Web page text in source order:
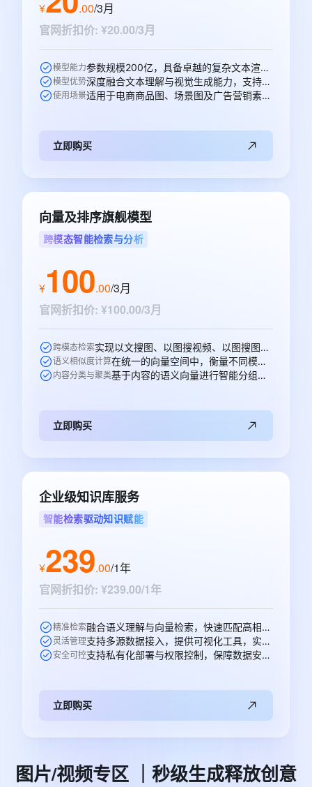
¥ .00/3月
官网折扣价: ¥20.00/3月
模型能力 参数规模200亿，具备卓越的复杂文本渲染能力。
模型优势 深度融合文本理解与视觉生成能力，支持高精度图文生成与多轮编辑。
使用场景 适用于电商商品图、场景图及广告营销素材的智能生成。
立即购买
向量及排序旗舰模型
跨模态智能检索与分析
¥100.00/3月
官网折扣价: ¥100.00/3月
跨模态检索 实现以文搜图、以图搜视频、以图搜图等跨模态的语义搜索。
语义相似度计算 在统一的向量空间中，衡量不同模态内容之间的语义相似性。
内容分类与聚类 基于内容的语义向量进行智能分组、打标和聚类分析。
立即购买
企业级知识库服务
智能检索驱动知识赋能
¥239.00/1年
官网折扣价: ¥239.00/1年
精准检索 融合语义理解与向量检索，快速匹配高相关性知识，提升问答准确率。
灵活管理 支持多源数据接入，提供可视化工具，实现知识高效构建与更新。
安全可控 支持私有化部署与权限控制，保障数据安全，适配多元业务场景。
立即购买
图片/视频专区 ｜秒级生成释放创意